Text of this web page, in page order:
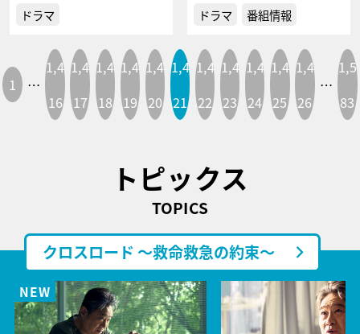
ドラマ ドラマ 番組情報
1 …
1,4
16
1,4
17
1,4
18
1,4
19
1,4
20
1,4
21
1,4
22
1,4
23
1,4
24
1,4
25
1,4
26
…
1,5
83
トピックス
TOPICS
クロスロード ～救命救急の約束～